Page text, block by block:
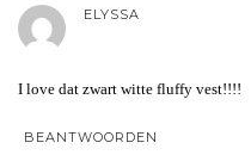
ELYSSA
I love dat zwart witte fluffy vest!!!!
BEANTWOORDEN